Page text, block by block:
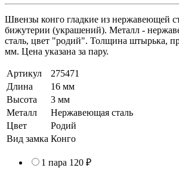
Швензы конго гладкие из нержавеющей
бижутерии (украшений). Металл -
сталь, цвет "родий". Толщина штырька,
мм. Цена указана за пару.
Артикул
275471
Длина
16 мм
Высота
3 мм
Металл
Нержавеющая сталь
Цвет
Родий
Вид замка Конго
1 пара 120 ₽